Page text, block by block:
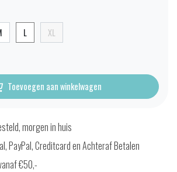
L XL
Toevoegen aan winkelwagen
morgen in huis
PayPal, Creditcard en Achteraf Betalen
€50,-